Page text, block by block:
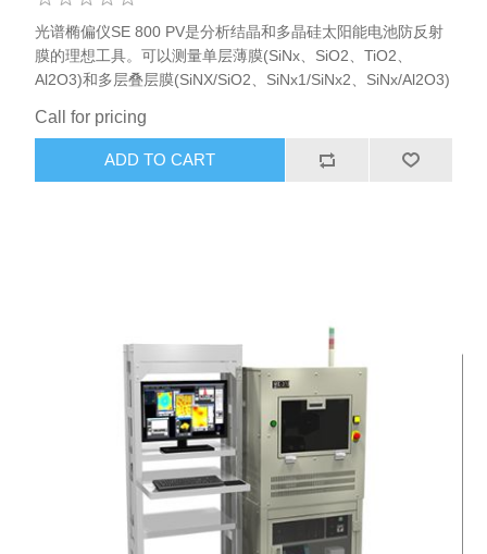
光谱椭偏仪SE 800 PV是分析结晶和多晶硅太阳能电池防反射
膜的理想工具。可以测量单层薄膜(SiNx、SiO2、TiO2、
Al2O3)和多层叠层膜(SiNX/SiO2、SiNx1/SiNx2、SiNx/Al2O3)
Call for pricing
ADD TO CART